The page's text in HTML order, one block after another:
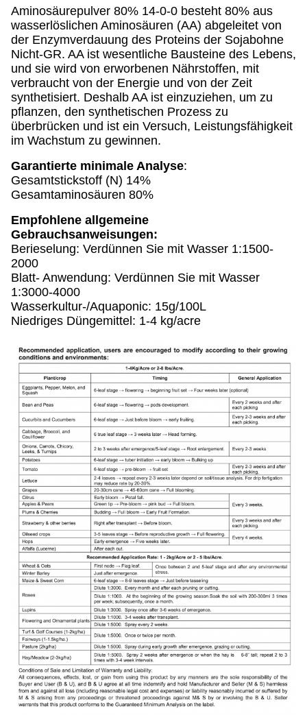
Aminosäurepulver 80% 14-0-0 besteht 80% aus
wasserlöslichen Aminosäuren (AA) abgeleitet von
der Enzymverdauung des Proteins der Sojabohne
Nicht-GR. AA ist wesentliche Bausteine des Lebens,
und sie wird von erworbenen Nährstoffen, mit
verbraucht von der Energie und von der Zeit
synthetisiert. Deshalb AA ist einzuziehen, um zu
pflanzen, den synthetischen Prozess zu
überbrücken und ist ein Versuch, Leistungsfähigkeit
im Wachstum zu gewinnen.
Garantierte minimale Analyse:
Gesamtstickstoff (N) 14%
Gesamtaminosäuren 80%
Empfohlene allgemeine
Gebrauchsanweisungen:
Berieselung: Verdünnen Sie mit Wasser 1:1500-
2000
Blatt- Anwendung: Verdünnen Sie mit Wasser
1:3000-4000
Wasserkultur-/Aquaponic: 15g/100L
Niedriges Düngemittel: 1-4 kg/acre